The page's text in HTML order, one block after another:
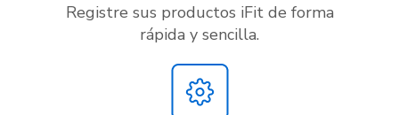
Registre sus productos iFit de forma
rápida y sencilla.